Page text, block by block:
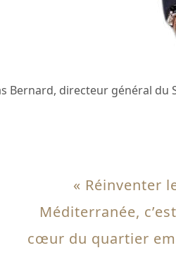
Bernard, directeur général du
« Réinventer
Méditerranée,
cœur du quartier